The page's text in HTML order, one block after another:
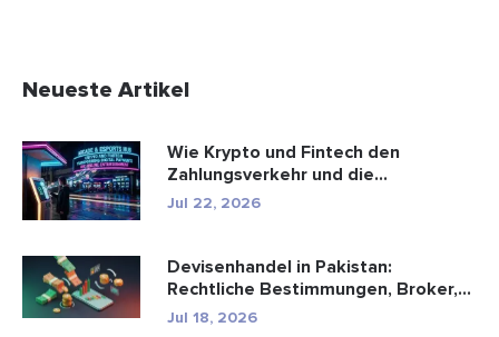
Neueste Artikel
Wie Krypto und Fintech den
Zahlungsverkehr und die
Unterhaltungsbr...
Jul 22, 2026
Devisenhandel in Pakistan:
Rechtliche Bestimmungen, Broker,
Handel...
Jul 18, 2026